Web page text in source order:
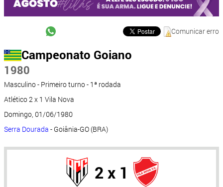
Comunicar erro
Campeonato Goiano
1980
Masculino - Primeiro turno - 1ª rodada
Atlético 2 x 1 Vila Nova
Domingo, 01/06/1980
Serra Dourada - Goiânia-GO (BRA)
2 x 1